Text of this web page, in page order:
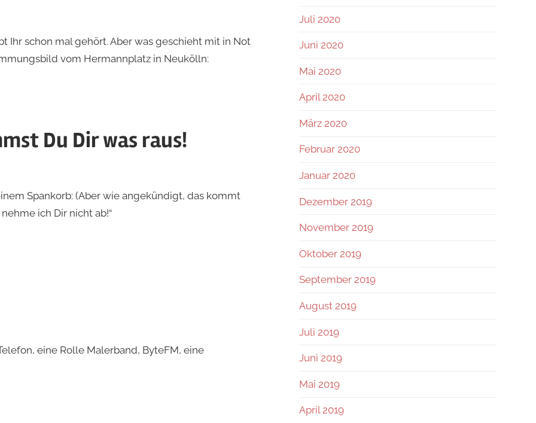
Ihr schon mal gehört. Aber was geschieht mit in Not
vom Hermannplatz in Neukölln:
Du Dir was raus!
Spankorb: (Aber wie angekündigt, das kommt
ich Dir nicht ab!“
eine Rolle Malerband, ByteFM, eine
Juli 2020
Juni 2020
Mai 2020
April 2020
März 2020
Februar 2020
Januar 2020
Dezember 2019
November 2019
Oktober 2019
September 2019
August 2019
Juli 2019
Juni 2019
Mai 2019
April 2019